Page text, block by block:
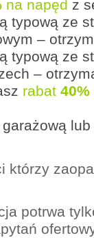
na napęd z
typową ze
–
typową ze
–
rabat 40%
potrwa